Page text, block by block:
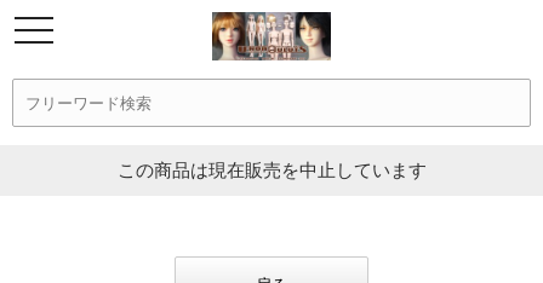
この商品は現在販売を中止しています